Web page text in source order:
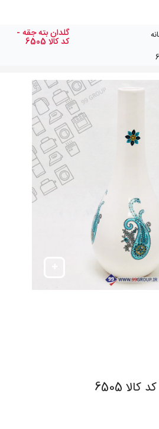
گلدان بته جقه -
کد کالا 6505
6505